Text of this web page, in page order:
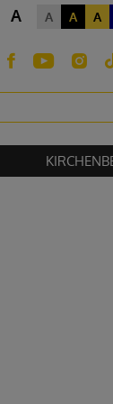
A A A A